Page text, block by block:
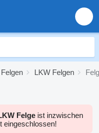
Felgen LKW Felgen
Felge ist inzwischen
eingeschlossen!